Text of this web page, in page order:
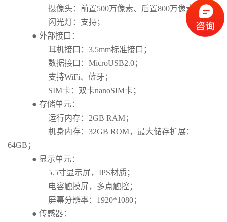
摄像头：前置500万像素、后置800万像素；
闪光灯：支持；
● 外部接口：
耳机接口：3.5mm标准接口；
数据接口：MicroUSB2.0；
支持WiFi、蓝牙；
SIM卡：双卡nanoSIM卡；
● 存储单元：
运行内存：2GB RAM；
机身内存：32GB ROM，最大储存扩展：
64GB；
● 显示单元：
5.5寸显示屏，IPS材质；
电容触摸屏，多点触控；
屏幕分辨率：1920*1080；
● 传感器：